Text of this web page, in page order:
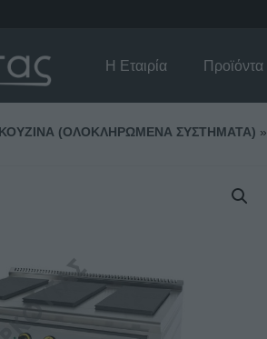
Η Εταιρία Προϊόντα
ΚΟΥΖΙΝΑ (ΟΛΟΚΛΗΡΩΜΕΝΑ ΣΥΣΤΗΜΑΤΑ) »